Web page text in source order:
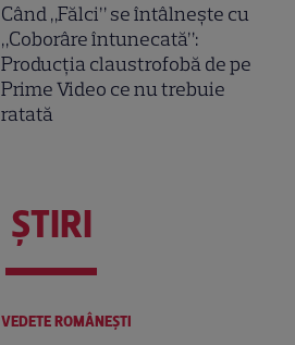
Când „Fălci” se întâlnește cu
„Coborâre întunecată”:
Producția claustrofobă de pe
Prime Video ce nu trebuie
ratată
ŞTIRI
VEDETE ROMÂNEŞTI